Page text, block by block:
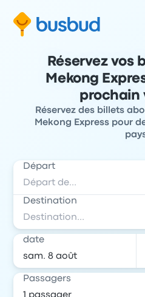
Réservez vos
Mekong
prochain
Réservez des billets
Mekong Express pour
Départ
Destination
date
Passagers